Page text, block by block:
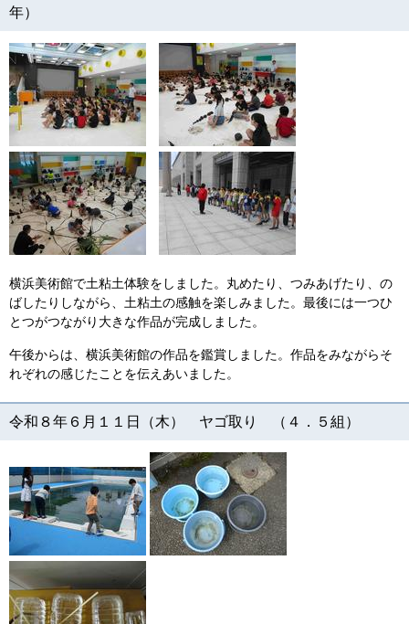
年）
横浜美術館で土粘土体験をしました。丸めたり、つみあげたり、の
ばしたりしながら、土粘土の感触を楽しみました。最後には一つひ
とつがつながり大きな作品が完成しました。
午後からは、横浜美術館の作品を鑑賞しました。作品をみながらそ
れぞれの感じたことを伝えあいました。
令和８年６月１１日（木） ヤゴ取り （４．５組）